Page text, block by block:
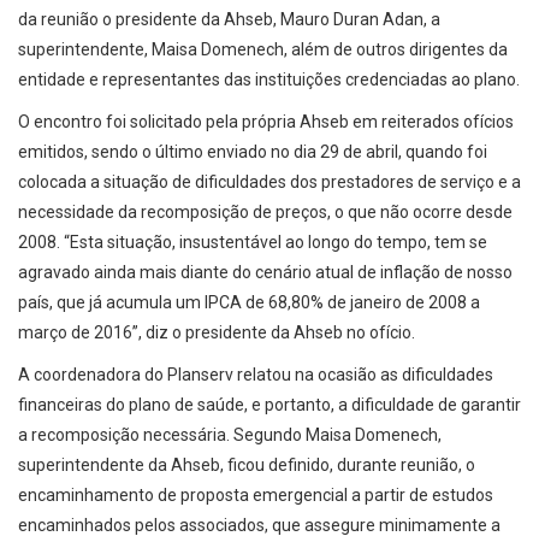
da reunião o presidente da Ahseb, Mauro Duran Adan, a
superintendente, Maisa Domenech, além de outros dirigentes da
entidade e representantes das instituições credenciadas ao plano.
O encontro foi solicitado pela própria Ahseb em reiterados ofícios
emitidos, sendo o último enviado no dia 29 de abril, quando foi
colocada a situação de dificuldades dos prestadores de serviço e a
necessidade da recomposição de preços, o que não ocorre desde
2008. “Esta situação, insustentável ao longo do tempo, tem se
agravado ainda mais diante do cenário atual de inflação de nosso
país, que já acumula um IPCA de 68,80% de janeiro de 2008 a
março de 2016”, diz o presidente da Ahseb no ofício.
A coordenadora do Planserv relatou na ocasião as dificuldades
financeiras do plano de saúde, e portanto, a dificuldade de garantir
a recomposição necessária. Segundo Maisa Domenech,
superintendente da Ahseb, ficou definido, durante reunião, o
encaminhamento de proposta emergencial a partir de estudos
encaminhados pelos associados, que assegure minimamente a